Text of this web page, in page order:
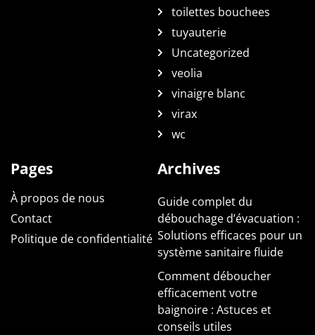
toilettes bouchees
tuyauterie
Uncategorized
veolia
vinaigre blanc
virax
wc
Pages
À propos de nous
Contact
Politique de confidentialité
Archives
Guide complet du
débouchage d’évacuation :
Solutions efficaces pour un
système sanitaire fluide
Comment déboucher
efficacement votre
baignoire : Astuces et
conseils utiles